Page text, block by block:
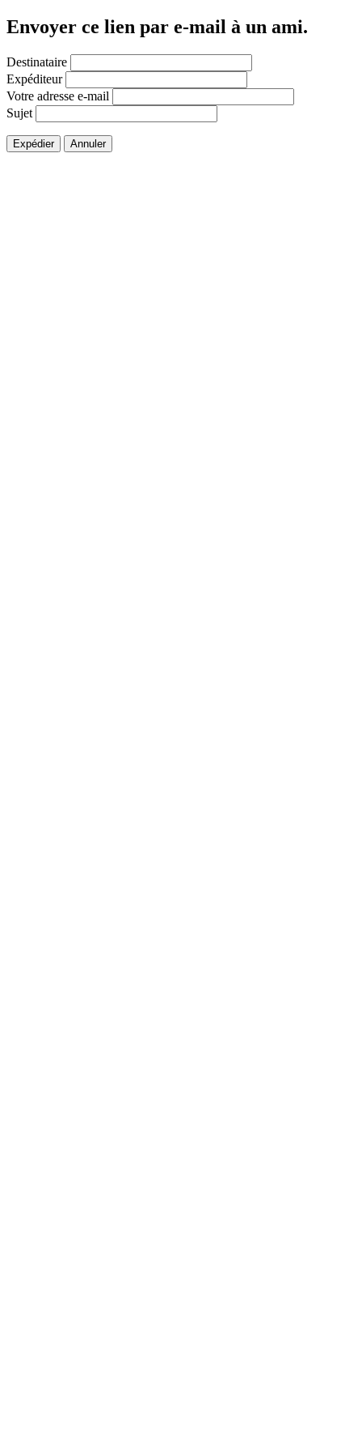
Envoyer ce lien par e-mail à un ami.
Destinataire
Expéditeur
Votre adresse e-mail
Sujet
Expédier Annuler